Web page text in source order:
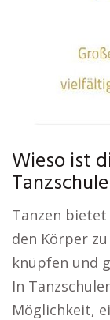
Wieso ist
Tanzen
den Körper
knüpfen und
In
Möglichkeit,